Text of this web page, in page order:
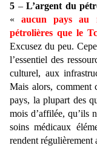
5 –L’argent du
«aucun pays au
pétrolières que le
Excusez du peu.
l’essentiel des
culturel, aux
Mais alors, comment
pays, la plupart des
mois d’affilée, qu’ils
soins médicaux
rendent